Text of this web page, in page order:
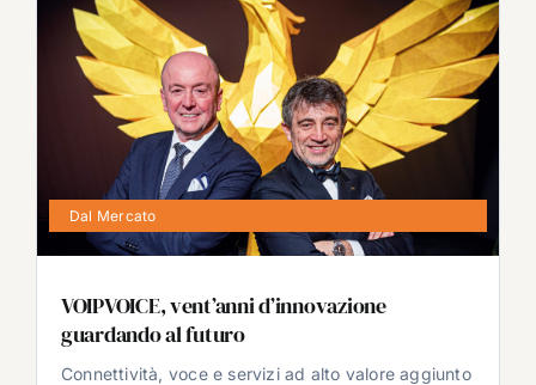
Dal Mercato
VOIPVOICE, vent’anni d’innovazione
guardando al futuro
Connettività, voce e servizi ad alto valore aggiunto